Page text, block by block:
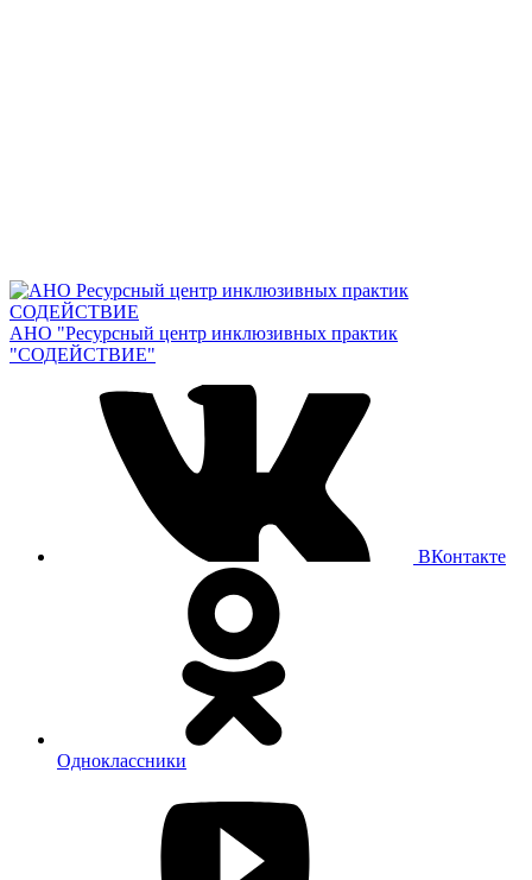
АНО "Ресурсный центр инклюзивных практик
"СОДЕЙСТВИЕ"
ВКонтакте
Одноклассники